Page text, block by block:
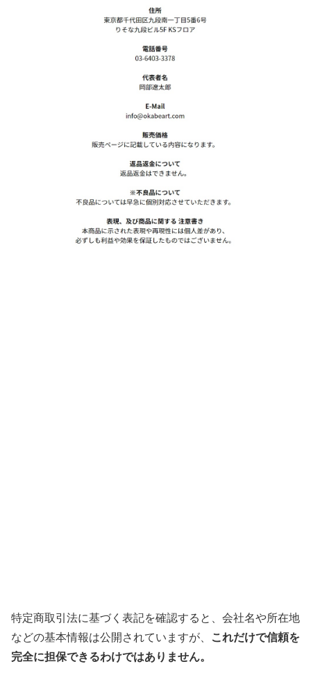
特定商取引法に基づく表記を確認すると、会社名や所在地
などの基本情報は公開されていますが、
これだけで信頼を
完全に担保できるわけではありません。